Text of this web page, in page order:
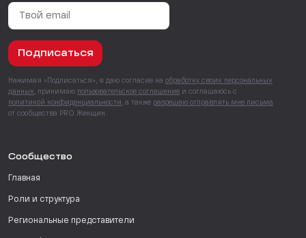
Подписаться
Нажимая «Подписаться», я даю согласие на обработку своих персональных
данных , принимаю пользовательское соглашение и соглашаюсь с
политикой конфиденциальности , а также разрешаю отправлять мне письма
от сообщества PRO Женщин.
Сообщество
Главная
Роли и структура
Региональные представители